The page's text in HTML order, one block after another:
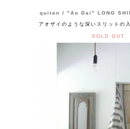
quitan / "Ao Dai" LONG
アオザイのような深いスリットの
SOLD OUT